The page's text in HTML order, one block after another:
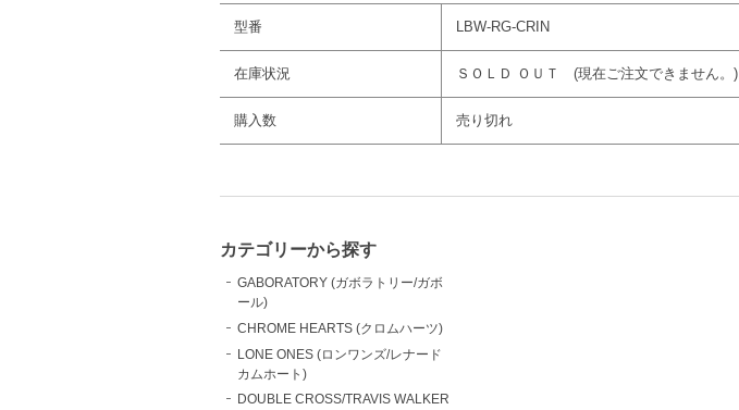
型番 LBW-RG-CRIN
在庫状況 ＳＯＬＤ ＯＵＴ (現在ご注文できません。)
購入数 売り切れ
カテゴリーから探す
GABORATORY (ガボラトリー/ガボ
ール)
CHROME HEARTS (クロムハーツ)
LONE ONES (ロンワンズ/レナード
カムホート)
DOUBLE CROSS/TRAVIS WALKER